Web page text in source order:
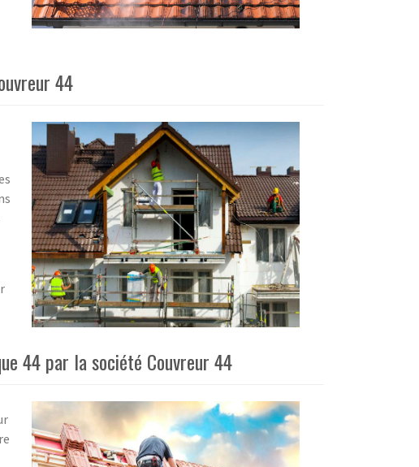
44
44 par la société Couvreur 44